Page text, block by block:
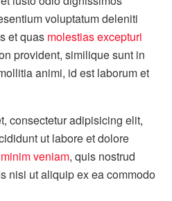
voluptatum deleniti
et quas molestias excepturi
provident, similique sunt in
animi, id est laborum et
consectetur adipisicing elit,
ut labore et dolore
veniam, quis nostrud
nisi ut aliquip ex ea commodo